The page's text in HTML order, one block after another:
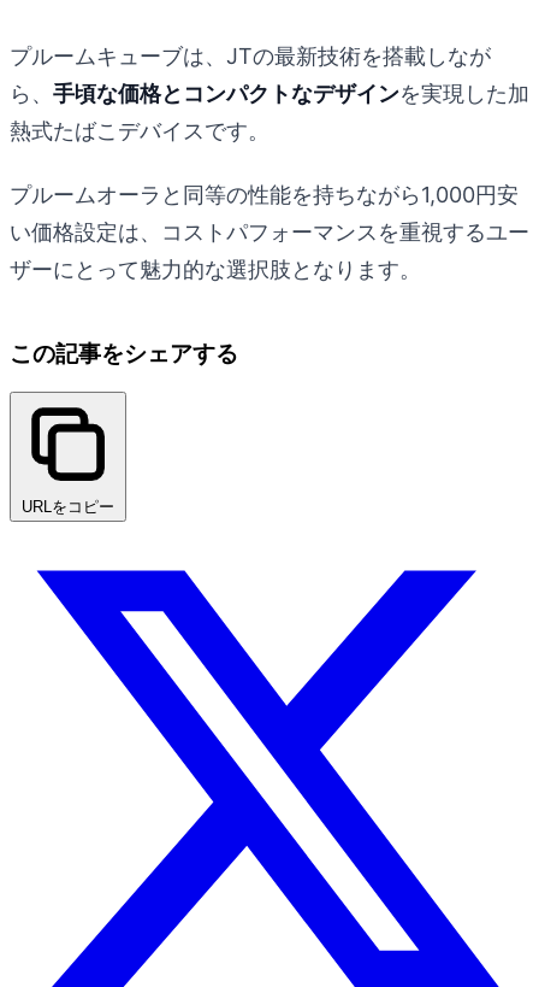
プルームキューブは、JTの最新技術を搭載しなが
ら、 手頃な価格とコンパクトなデザインを実現した加
熱式たばこデバイスです。
プルームオーラと同等の性能を持ちながら1,000円安
い価格設定は、コストパフォーマンスを重視するユー
ザーにとって魅力的な選択肢となります。
この記事をシェアする
URLをコピー